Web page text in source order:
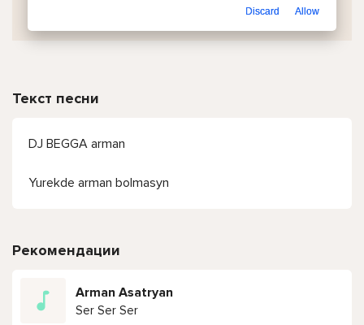
Текст песни
DJ BEGGA arman
Yurekde arman bolmasyn
Рекомендации
Arman Asatryan
Ser Ser Ser
Discard Allow